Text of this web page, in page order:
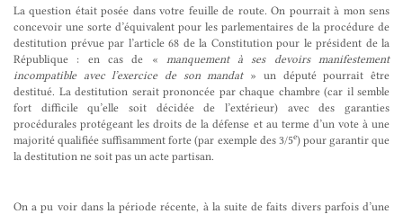
La question était posée dans votre feuille de route. On pourrait à mon sens
concevoir une sorte d’équivalent pour les parlementaires de la procédure de
destitution prévue par l’article 68 de la Constitution pour le président de la
République : en cas de « manquement à ses devoirs manifestement
incompatible avec l’exercice de son mandat» un député pourrait être
destitué. La destitution serait prononcée par chaque chambre (car il semble
fort difficile qu’elle soit décidée de l’extérieur) avec des garanties
procédurales protégeant les droits de la défense et au terme d’un vote à une
majorité qualifiée suffisamment forte (par exemple des 3/5e) pour garantir que
la destitution ne soit pas un acte partisan.
On a pu voir dans la période récente, à la suite de faits divers parfois d’une